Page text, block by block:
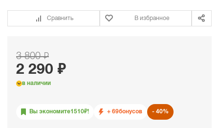
Сравнить В избранное
3 800 ₽
2 290 ₽
в наличии
Вы экономите1510₽! + 69бонусов 40%